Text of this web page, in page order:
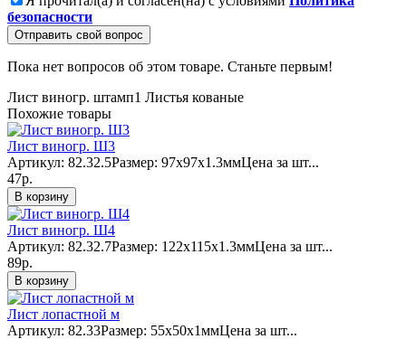
безопасности
Отправить свой вопрос
Пока нет вопросов об этом товаре. Станьте первым!
Лист виногр. штамп1 Листья кованые
Похожие товары
Лист виногр. Ш3
Артикул: 82.32.5Размер: 97x97х1.3ммЦена за шт...
47р.
В корзину
Лист виногр. Ш4
Артикул: 82.32.7Размер: 122x115х1.3ммЦена за шт...
89р.
В корзину
Лист лопастной м
Артикул: 82.33Размер: 55х50х1ммЦена за шт...